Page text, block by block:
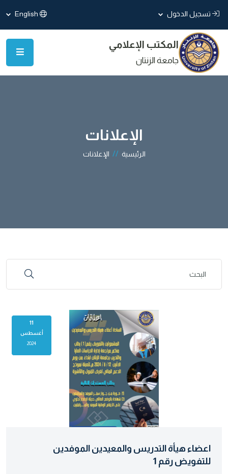
تسجيل الدخول English
المكتب الإعلامي
جامعة الزنتان
الإعلانات
الرئيسية // الإعلانات
11
أغسطس
2024
اعضاء هيأة التدريس والمعيدين الموفدين
للتفويض رقم 1